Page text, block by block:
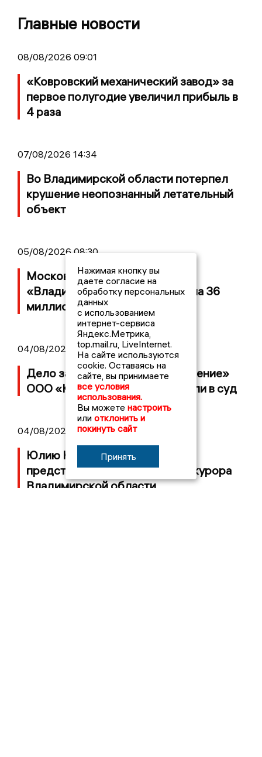
Главные новости
08/08/2026 09:01
«Ковровский механический завод» за
первое полугодие увеличил прибыль в
4 раза
07/08/2026 14:34
Во Владимирской области потерпел
крушение неопознанный летательный
объект
05/08/2026 08:30
Московский ЧОП подал иск к
«Владимирскому стандарту» на 36
миллионов рублей
04/08/2026 15:40
Дело застройщика ЖК «Поколение»
ООО «Капитал Строй» передали в суд
04/08/2026 11:36
Юлию Калистову официально
представили в должности прокурора
Владимирской области
Нажимая кнопку вы
даете согласие на
обработку персональных
данных
с использованием
интернет-сервиса
Яндекс.Метрика,
top.mail.ru, LiveInternet.
На сайте используются
cookie. Оставаясь на
сайте, вы принимаете
все условия
использования.
Вы можете настроить
или отклонить и
покинуть сайт
Принять